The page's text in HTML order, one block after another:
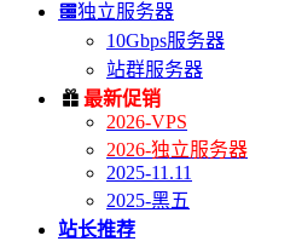
独立服务器
10Gbps服务器
站群服务器
 最新促销
2026-VPS
2026-独立服务器
2025-11.11
2025-黑五
站长推荐